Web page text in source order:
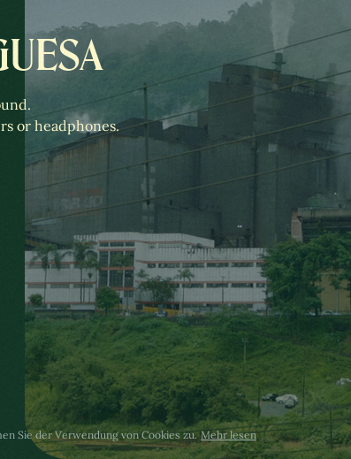
or headphones.
Sie der Verwendung von Cookies zu. Mehr lesen